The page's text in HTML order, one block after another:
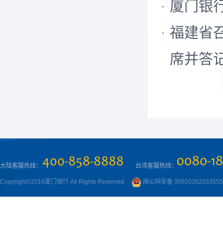
厦门银
福建省
席并答
大陆客服热线： 台湾客服热线：
Copyright©2016厦门银行 All Rights Reserved. 闽公网安备